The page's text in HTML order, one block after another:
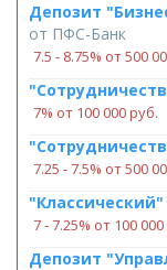
Депозит
от ПФС-Банк
7.5 ‑ 8.75% от 500
7% от 100 000 руб.
7.25 ‑ 7.5% от 500
"Классический"
7 ‑ 7.25% от 100
Депозит